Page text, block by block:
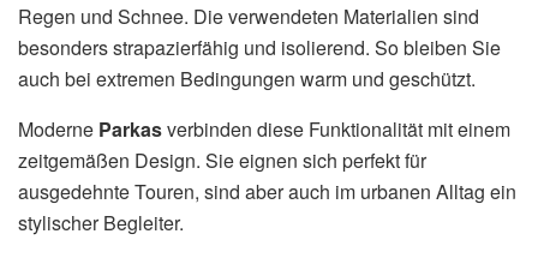
Regen und Schnee. Die verwendeten Materialien sind
besonders strapazierfähig und isolierend. So bleiben Sie
auch bei extremen Bedingungen warm und geschützt.
Moderne Parkasverbinden diese Funktionalität mit einem
zeitgemäßen Design. Sie eignen sich perfekt für
ausgedehnte Touren, sind aber auch im urbanen Alltag ein
stylischer Begleiter.